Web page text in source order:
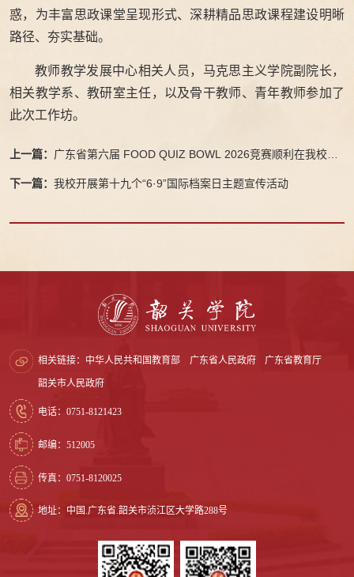
惑，为丰富思政课堂呈现形式、深耕精品思政课程建设明晰
路径、夯实基础。
教师教学发展中心相关人员，马克思主义学院副院长，
相关教学系、教研室主任，以及骨干教师、青年教师参加了
此次工作坊。
上一篇： 广东省第六届 FOOD QUIZ BOWL 2026竞赛顺利在我校举
下一篇： 我校开展第十九个“6·9”国际档案日主题宣传活动
相关链接： 中华人民共和国教育部 广东省人民政府 广东省教育厅
韶关市人民政府
电话：0751-8121423
邮编：512005
传真：0751-8120025
地址：中国.广东省.韶关市浈江区大学路288号